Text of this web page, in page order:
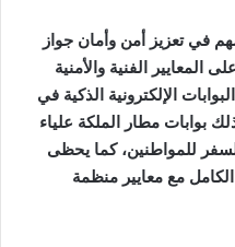
في تعزيز أمن وأمان جواز
المعايير الفنية والأمنية
الإلكترونية الذكية في
بوابات مطار الملكة علياء
للمواطنين، كما يحظى
مع معايير منظمة